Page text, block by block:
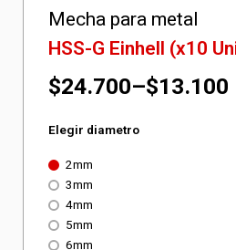
Mecha para metal
HSS-G Einhell (x10
$13.100
–
$24.700
Rango
de
precios:
desde
$13.100
Elegir diametro
2mm
3mm
4mm
5mm
6mm